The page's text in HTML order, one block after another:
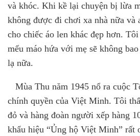
và khóc. Khi kề lại chuyện bị lừa
không được đi chơi xa nhà nữa và
cho chiếc áo len khác đẹp hơn.
mếu máo hứa với mẹ sẽ không
lạ nữa.
Mùa Thu năm 1945 nổ ra cuộc
chính quyền của Việt Minh. Tôi
đỏ và hàng đoàn người xếp hàng
khẩu hiệu “Ủng hộ Việt Minh” rất